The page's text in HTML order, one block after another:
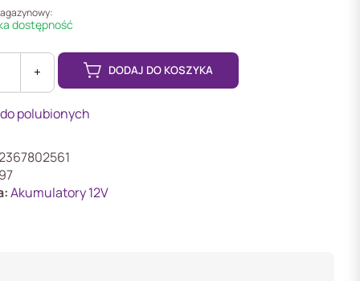
dostępność
+ DODAJ DO KOSZYKA
polubionych
Akumulatory 12V